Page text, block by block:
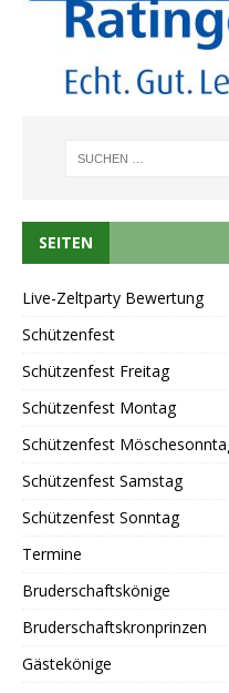
SEITEN
Live-Zeltparty Bewertung
Schützenfest
Schützenfest Freitag
Schützenfest Montag
Schützenfest
Schützenfest Samstag
Schützenfest Sonntag
Termine
Bruderschaftskönige
Bruderschaftskronprinzen
Gästekönige